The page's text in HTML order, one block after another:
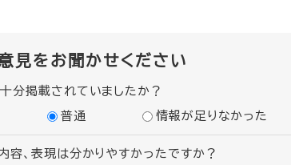
見をお聞かせください
分掲載されていましたか？
普通 情報が足りなかった
容、表現は分かりやすかったですか？